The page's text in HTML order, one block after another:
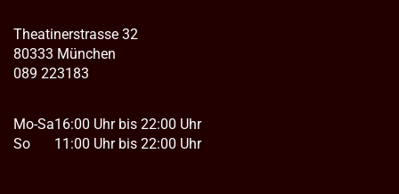
Theatinerstrasse 32
80333 München
089 223183
Mo-Sa
So
16:00 Uhr bis 22:00 Uhr
11:00 Uhr bis 22:00 Uhr